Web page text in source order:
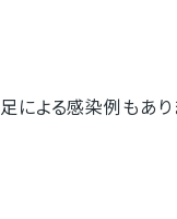
よる感染例もあり